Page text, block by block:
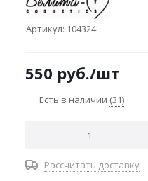
Артикул: 104324
550 руб./шт
Есть в наличии (31)
Рассчитать доставку